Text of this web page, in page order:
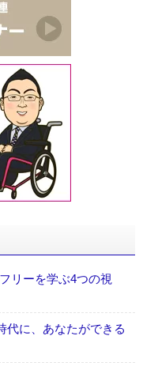
リーを学ぶ4つの視
代に、あなたができる